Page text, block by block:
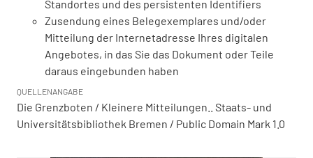
Standortes und des persistenten Identifiers
Zusendung eines Belegexemplares und/oder
Mitteilung der Internetadresse Ihres digitalen
Angebotes, in das Sie das Dokument oder Teile
daraus eingebunden haben
QUELLENANGABE
Die Grenzboten / Kleinere Mitteilungen.. Staats- und
Universitätsbibliothek Bremen / Public Domain Mark 1.0